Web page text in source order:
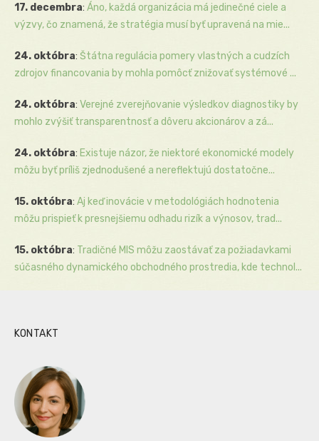
17. decembra: Áno, každá organizácia má jedinečné ciele a
výzvy, čo znamená, že stratégia musí byť upravená na mie...
24. októbra: Štátna regulácia pomery vlastných a cudzích
zdrojov financovania by mohla pomôcť znižovať systémové ...
24. októbra: Verejné zverejňovanie výsledkov diagnostiky by
mohlo zvýšiť transparentnosť a dôveru akcionárov a zá...
24. októbra: Existuje názor, že niektoré ekonomické modely
môžu byť príliš zjednodušené a nereflektujú dostatočne...
15. októbra: Aj keď inovácie v metodológiách hodnotenia
môžu prispieť k presnejšiemu odhadu rizík a výnosov, trad...
15. októbra: Tradičné MIS môžu zaostávať za požiadavkami
súčasného dynamického obchodného prostredia, kde technol...
KONTAKT